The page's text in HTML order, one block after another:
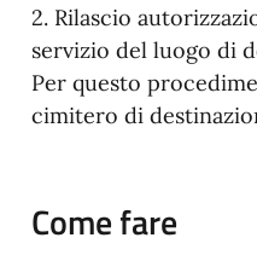
2. Rilascio
servizio del luogo di
Per questo
cimitero di
Come fare